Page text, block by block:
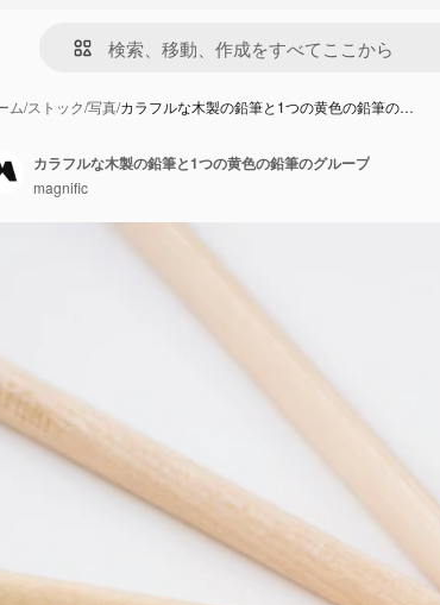
ム/ストック/写真/カラフルな木製の鉛筆と1つの黄色の鉛筆の…
カラフルな木製の鉛筆と1つの黄色の鉛筆のグループ
magnific